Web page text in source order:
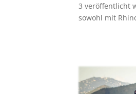
3 veröffentlicht
sowohl mit